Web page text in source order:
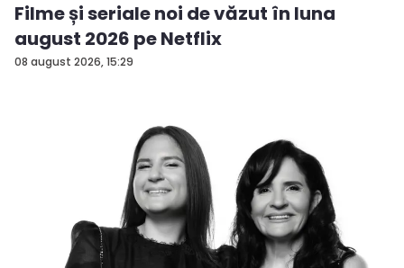
08 august 2026, 15:29
Filme și seriale noi de văzut în luna
august 2026 pe Netflix